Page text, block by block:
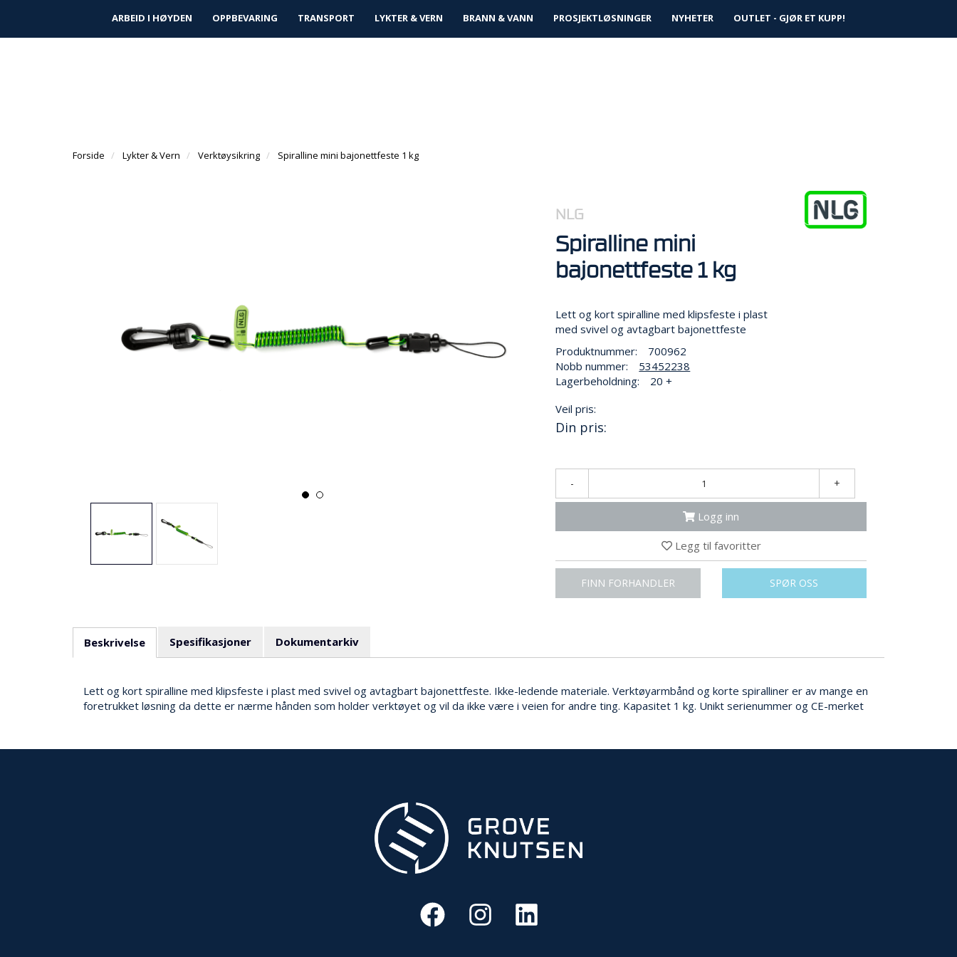
Finn forhandler| Kundeservice| Prosjektløsninger Logg inn Infosenter Favoritter
ARBEID I HØYDEN OPPBEVARING TRANSPORT LYKTER & VERN BRANN & VANN PROSJEKTLØSNINGER NYHETER OUTLET - GJØR ET KUPP!
Forside Lykter & Vern Verktøysikring Spiralline mini bajonettfeste 1 kg
NLG
Spiralline mini
bajonettfeste 1 kg
Lett og kort spiralline med klipsfeste i plast
med svivel og avtagbart bajonettfeste
Produktnummer:
700962
Nobb nummer:
53452238
Lagerbeholdning:
20 +
Veil pris:
Din pris:
- +
Logg inn
Legg til favoritter
FINN FORHANDLER SPØR OSS
Beskrivelse Spesifikasjoner Dokumentarkiv
Lett og kort spiralline med klipsfeste i plast med svivel og avtagbart bajonettfeste. Ikke-ledende materiale. Verktøyarmbånd og korte spiralliner er av mange en
foretrukket løsning da dette er nærme hånden som holder verktøyet og vil da ikke være i veien for andre ting. Kapasitet 1 kg. Unikt serienummer og CE-merket